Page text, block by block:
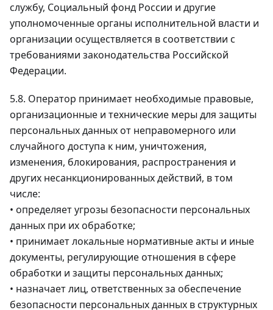
службу, Социальный фонд России и другие
уполномоченные органы исполнительной власти и
организации осуществляется в соответствии с
требованиями законодательства Российской
Федерации.
5.8. Оператор принимает необходимые правовые,
организационные и технические меры для защиты
персональных данных от неправомерного или
случайного доступа к ним, уничтожения,
изменения, блокирования, распространения и
других несанкционированных действий, в том
числе:
• определяет угрозы безопасности персональных
данных при их обработке;
• принимает локальные нормативные акты и иные
документы, регулирующие отношения в сфере
обработки и защиты персональных данных;
• назначает лиц, ответственных за обеспечение
безопасности персональных данных в структурных